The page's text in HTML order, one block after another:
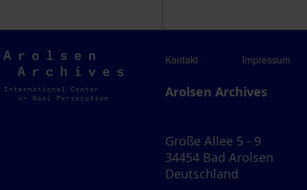
Arolsen
Archives
Kontakt Impressum
Arolsen Archives
Große Allee 5 - 9
34454 Bad Arolsen
Deutschland